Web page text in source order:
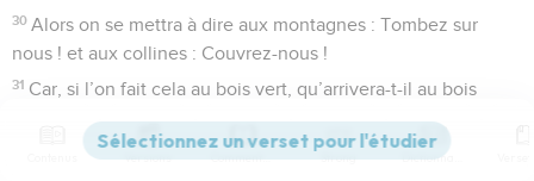
30 Alors on se mettra à dire aux montagnes : Tombez sur
nous ! et aux collines : Couvrez-nous !
31 Car, si l’on fait cela au bois vert, qu’arrivera-t-il au bois
On conduisait en même temps deux malfaiteurs qu’on
Versions Commentaires Strong